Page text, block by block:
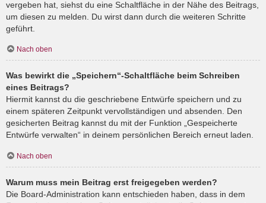
vergeben hat, siehst du eine Schaltfläche in der Nähe des Beitrags,
um diesen zu melden. Du wirst dann durch die weiteren Schritte
geführt.
Nach oben
Was bewirkt die „Speichern“-Schaltfläche beim Schreiben
eines Beitrags?
Hiermit kannst du die geschriebene Entwürfe speichern und zu
einem späteren Zeitpunkt vervollständigen und absenden. Den
gesicherten Beitrag kannst du mit der Funktion „Gespeicherte
Entwürfe verwalten“ in deinem persönlichen Bereich erneut laden.
Nach oben
Warum muss mein Beitrag erst freigegeben werden?
Die Board-Administration kann entschieden haben, dass in dem